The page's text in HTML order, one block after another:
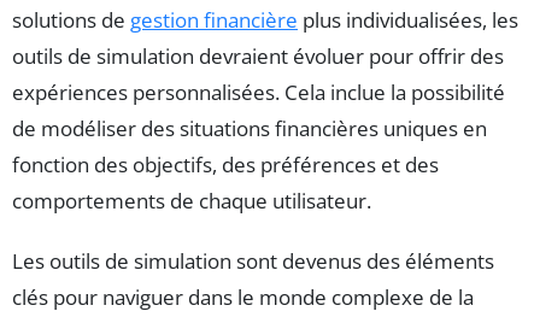
solutions de gestion financière plus individualisées, les
outils de simulation devraient évoluer pour offrir des
expériences personnalisées. Cela inclue la possibilité
de modéliser des situations financières uniques en
fonction des objectifs, des préférences et des
comportements de chaque utilisateur.
Les outils de simulation sont devenus des éléments
clés pour naviguer dans le monde complexe de la